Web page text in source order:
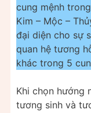
cung mệnh
Kim – Mộc –
đại diện cho sự
quan hệ tương
khác trong 5
Khi chọn hướng
tương sinh và